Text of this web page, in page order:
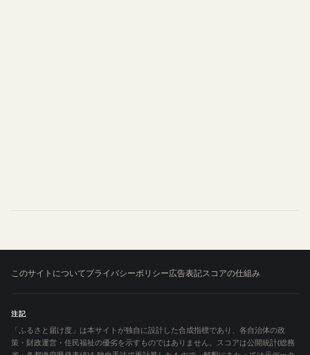
このサイトについてプライバシーポリシー広告表記スコアの仕組み
注記
「ふるさと届け度」は本サイトが独自に設計した合成指標であり、各自治体の政
策・財政運営・住民福祉の優劣を示すものではありません。スコアは公開統計(総務